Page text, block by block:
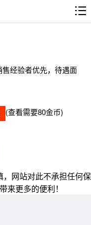
经验者优先，待遇面
(查看需要80金币)
网站对此不承担任何保
来更多的便利！